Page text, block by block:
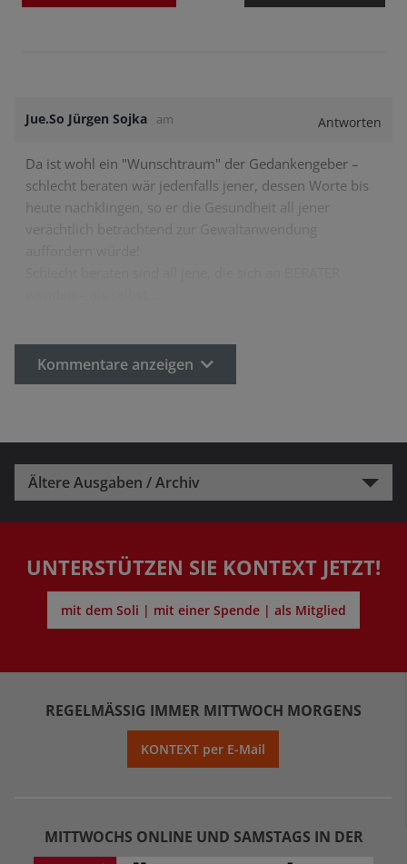
Jue.So Jürgen Sojka am Antworten
Da ist wohl ein "Wunschtraum" der Gedankengeber –
schlecht beraten wär jedenfalls jener, dessen Worte bis
heute nachklingen, so er die Gesundheit all jener
Kommentare anzeigen
Ältere Ausgaben / Archiv
UNTERSTÜTZEN SIE KONTEXT JETZT!
mit dem Soli | mit einer Spende | als Mitglied
REGELMÄSSIG IMMER MITTWOCH MORGENS
KONTEXT per E-Mail
MITTWOCHS ONLINE UND SAMSTAGS IN DER